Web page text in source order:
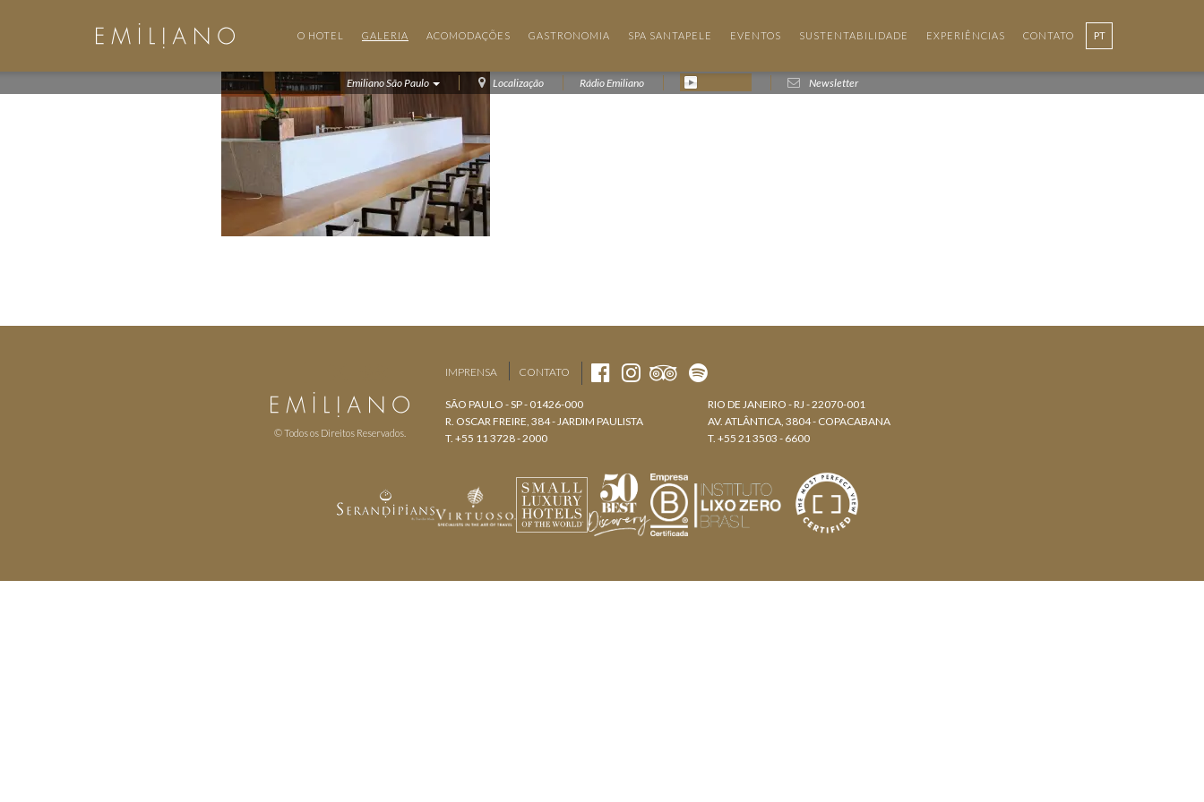
O HOTEL GALERIA ACOMODAÇÕES GASTRONOMIA SPA SANTAPELE EVENTOS SUSTENTABILIDADE EXPERIÊNCIAS CONTATO PT
Emiliano São Paulo Localização Rádio Emiliano Newsletter
© Todos os Direitos Reservados.
IMPRENSA CONTATO
SÃO PAULO - SP - 01426-000
R. OSCAR FREIRE, 384 - JARDIM PAULISTA
T. +55 11 3728 - 2000
RIO DE JANEIRO - RJ - 22070-001
AV. ATLÂNTICA, 3804 - COPACABANA
T. +55 21 3503 - 6600